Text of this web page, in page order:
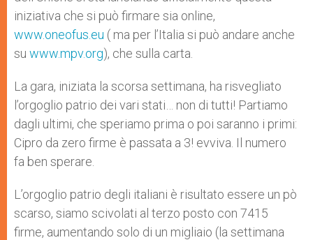
iniziativa che si può firmare sia online,
www.oneofus.eu ( ma per l’Italia si può andare anche
su www.mpv.org), che sulla carta.
La gara, iniziata la scorsa settimana, ha risvegliato
l’orgoglio patrio dei vari stati… non di tutti! Partiamo
dagli ultimi, che speriamo prima o poi saranno i primi:
Cipro da zero firme è passata a 3! evviva. Il numero
fa ben sperare.
L’orgoglio patrio degli italiani è risultato essere un pò
scarso, siamo scivolati al terzo posto con 7415
firme, aumentando solo di un migliaio (la settimana